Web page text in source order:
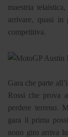
maestria
arrivare, quasi in
competitiva.
Gara che parte
Rossi che prova
perdere terreno.
gara il prima
nono giro arriva